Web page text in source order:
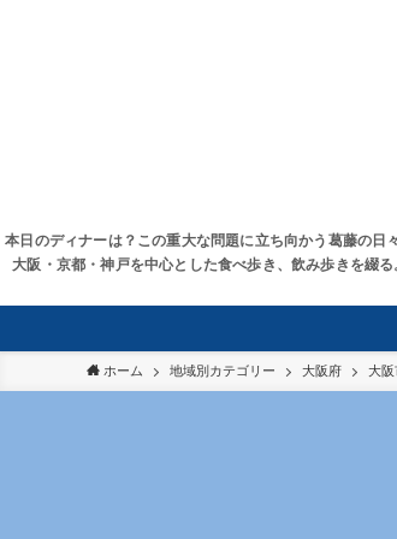
本日のディナーは？この重大な問題に立ち向かう葛藤の日々
大阪・京都・神戸を中心とした食べ歩き、飲み歩きを綴る
ホーム 地域別カテゴリー 大阪府 大阪